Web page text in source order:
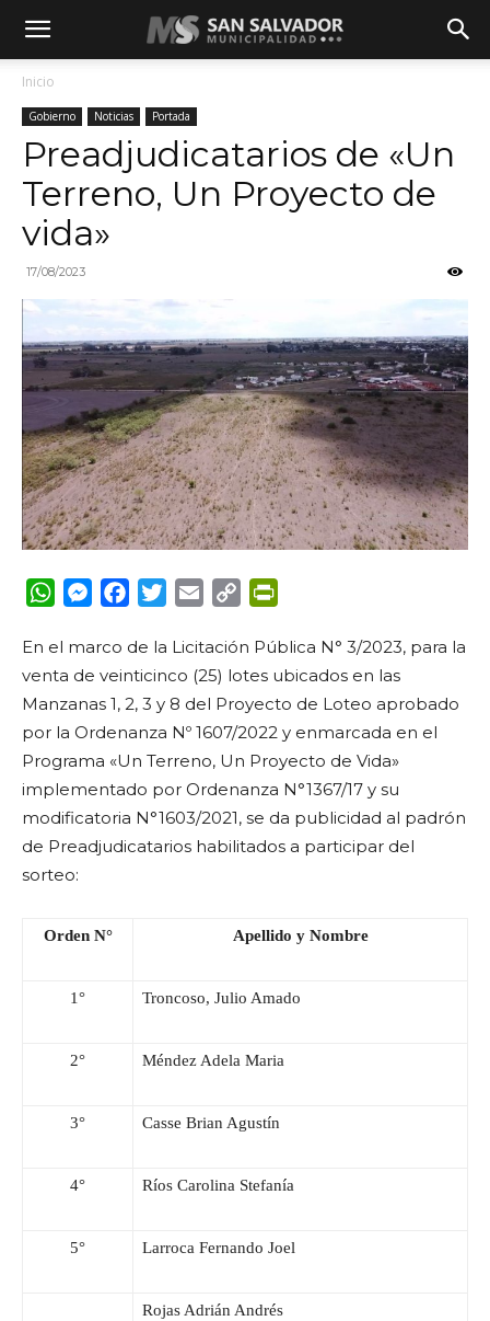
Inicio
Gobierno Noticias Portada
Preadjudicatarios de «Un
Terreno, Un Proyecto de
vida»
17/08/2023
WhatsApp
Messenger
FacebookTwitterEmail Copy
En el marco de la Licitación Pública N° 3/2023, para la
venta de veinticinco (25) lotes ubicados en las
Manzanas 1, 2, 3 y 8 del Proyecto de Loteo aprobado
por la Ordenanza Nº 1607/2022 y enmarcada en el
Programa «Un Terreno, Un Proyecto de Vida»
implementado por Ordenanza N°1367/17 y su
modificatoria N°1603/2021, se da publicidad al padrón
de Preadjudicatarios habilitados a participar del
sorteo:
Orden N° Apellido y Nombre
1° Troncoso, Julio Amado
2° Méndez Adela Maria
3° Casse Brian Agustín
4° Ríos Carolina Stefanía
5° Larroca Fernando Joel
Rojas Adrián Andrés